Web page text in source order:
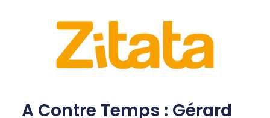
A Contre Temps : Gérard